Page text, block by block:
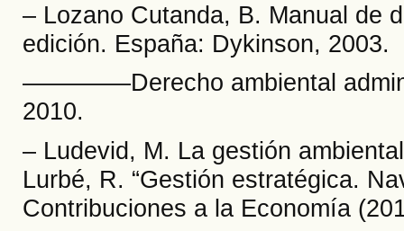
– Lozano Cutanda, B. Manual de
edición. España: Dykinson, 2003.
––––––––Derecho ambiental
2010.
– Ludevid, M. La gestión
Lurbé, R. “Gestión estratégica.
Contribuciones a la Economía